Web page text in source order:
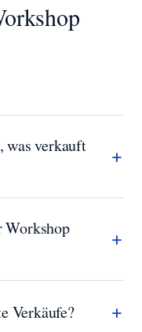
was verkauft
+
Workshop
+
Verkäufe? +